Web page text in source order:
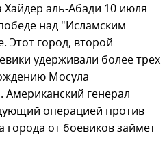
аль-Абади 10 июля
над "Исламским
Этот город, второй
удерживали более трех
Мосула
Американский генерал
операцией против
города от боевиков займет